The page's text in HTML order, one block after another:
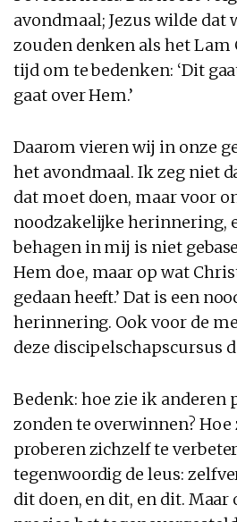
avondmaal; Jezus wilde dat
zouden denken als het Lam
tijd om te bedenken: ‘Dit
gaat over Hem.’
Daarom vieren wij in onze
het avondmaal. Ik zeg niet
dat moet doen, maar voor
noodzakelijke herinnering,
behagen in mij is niet
Hem doe, maar op wat
gedaan heeft.’ Dat is een
herinnering. Ook voor de
deze discipelschapscursus
Bedenk: hoe zie ik anderen
zonden te overwinnen?
proberen zichzelf te
tegenwoordig de leus:
dit doen, en dit, en dit. Maar